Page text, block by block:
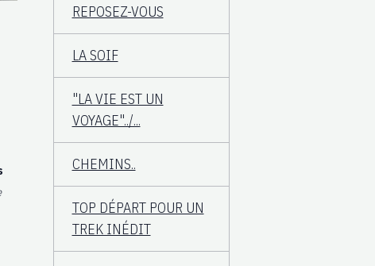
REPOSEZ-VOUS
LA SOIF
"LA VIE EST UN
VOYAGE"../...
CHEMINS..
TOP DÉPART POUR UN
TREK INÉDIT